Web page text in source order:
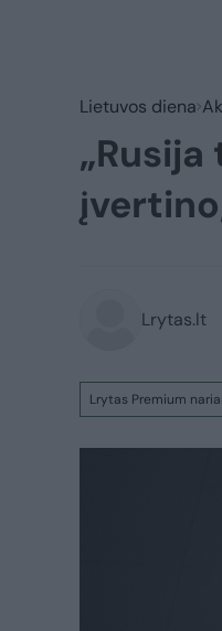
Lietuvos diena
Lrytas.lt
Lrytas Premium